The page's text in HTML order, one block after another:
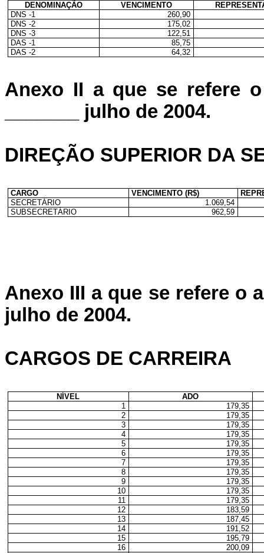
DENOMINAÇÃO VENCIMENTO
DNS -1
260,90
DNS -2
175,02
DNS -3
122,51
DAS -1
85,75
DAS -2
64,32
Anexo II a que se refere
_______ julho de 2004.
DIREÇÃO SUPERIOR DA
CARGO VENCIMENTO (R$)
SECRETÁRIO
1.069,54
SUBSECRETÁRIO
962,59
Anexo III a que se refere o
julho de 2004.
CARGOS DE CARREIRA
NÍVEL
ADO
1
179,35
2
179,35
3
179,35
4
179,35
5
179,35
6
179,35
7
179,35
8
179,35
9
179,35
10
179,35
11
179,35
12
183,59
13
187,45
14
191,52
15
195,79
16
200,09